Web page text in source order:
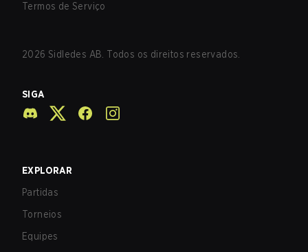
Termos de Serviço
2026 Sidledes AB. Todos os direitos reservados.
SIGA
EXPLORAR
Partidas
Torneios
Equipes